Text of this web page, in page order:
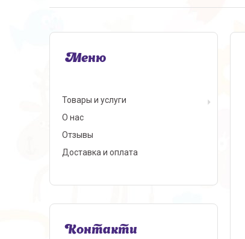
Товары и услуги
О нас
Отзывы
Доставка и оплата
Контакти